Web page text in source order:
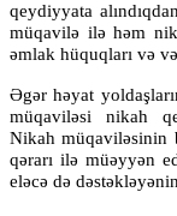
qeydiyyata
müqavilə ilə həm
əmlak hüquqları və
Əgər həyat
müqaviləsi nikah
Nikah müqaviləsinin
qərarı ilə müəyyən
eləcə də